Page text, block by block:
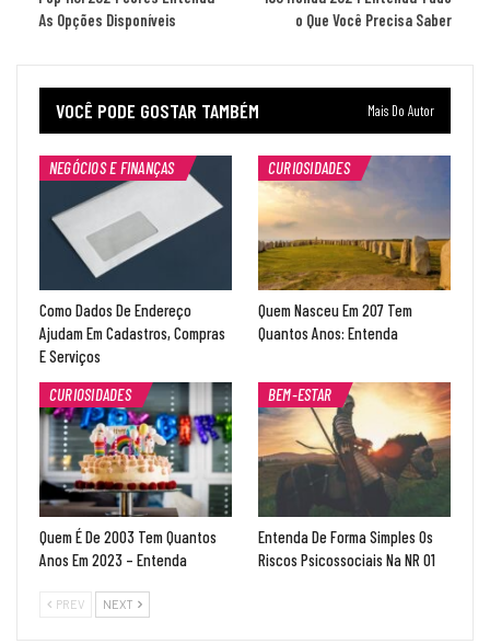
As Opções Disponíveis
o Que Você Precisa Saber
VOCÊ PODE GOSTAR TAMBÉM Mais Do Autor
NEGÓCIOS E FINANÇAS
Como Dados De Endereço
Ajudam Em Cadastros, Compras
E Serviços
CURIOSIDADES
Quem Nasceu Em 207 Tem
Quantos Anos: Entenda
CURIOSIDADES
Quem É De 2003 Tem Quantos
Anos Em 2023 – Entenda
BEM-ESTAR
Entenda De Forma Simples Os
Riscos Psicossociais Na NR 01
PREV NEXT